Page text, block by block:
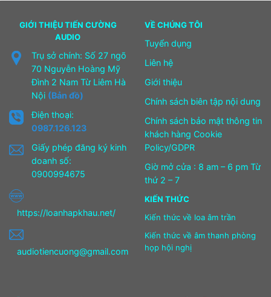
GIỚI THIỆU TIẾN CƯỜNG
AUDIO
Trụ sở chính: Số 27 ngõ
70 Nguyễn Hoàng Mỹ
Đình 2 Nam Từ Liêm Hà
Nội (Bản đồ)
Điện thoại:
0987.126.123
Giấy phép đăng ký kinh
doanh số:
0900994675
https://loanhapkhau.net/
audiotiencuong@gmail.com
VỀ CHÚNG TÔI
Tuyển dụng
Liên hệ
Giới thiệu
Chính sách biên tập nội dung
Chính sách bảo mật thông tin
khách hàng Cookie
Policy/GDPR
Giờ mở cửa : 8 am – 6 pm Từ
thứ 2 – 7
KIẾN THỨC
Kiến thức về loa âm trần
Kiến thức về âm thanh phòng
họp hội nghị